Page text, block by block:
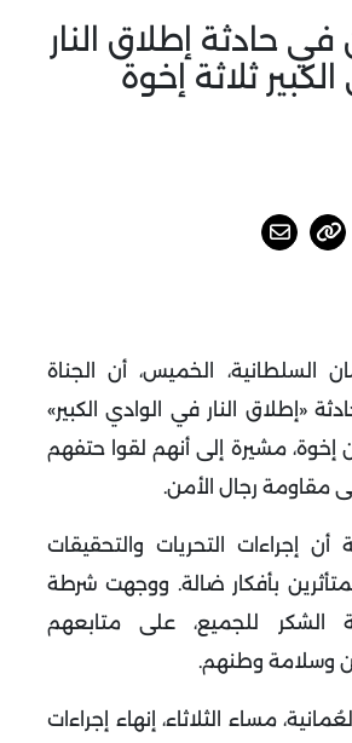
في حادثة إطلاق النار
ثلاثة إخوة
السلطانية، الخميس، أن الجناة
«إطلاق النار في الوادي الكبير»
إخوة، مشيرة إلى أنهم لقوا حتفهم
مقاومة رجال الأمن.
إجراءات التحريات والتحقيقات
بأفكار ضالة. ووجهت شرطة
الشكر للجميع، على متابعهم
وسلامة وطنهم.
مساء الثلاثاء، إنهاء إجراءات